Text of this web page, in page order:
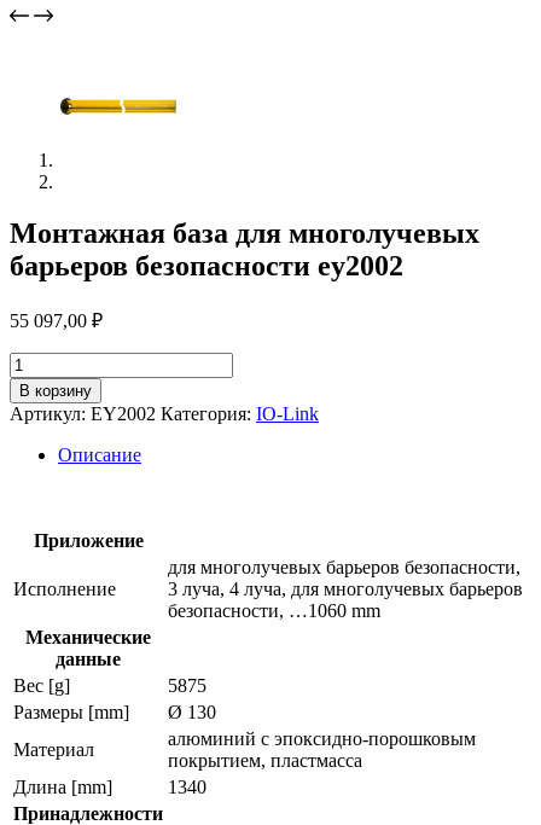
Монтажная база для многолучевых
барьеров безопасности ey2002
55 097,00 ₽
Количество
товара
Монтажная
база
многолучевых
ey2002
В корзину
Артикул: EY2002 Категория: IO-Link
Описание
Приложение
Исполнение
для многолучевых барьеров безопасности,
3 луча, 4 луча, для многолучевых барьеров
безопасности, …1060 mm
Механические
данные
Вес [g]
5875
Размеры [mm]
Ø 130
Материал
алюминий с эпоксидно-порошковым
покрытием, пластмасса
Длина [mm]
1340
Принадлежности